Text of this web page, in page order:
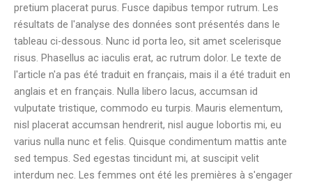
pretium placerat purus. Fusce dapibus tempor rutrum. Les
résultats de l'analyse des données sont présentés dans le
tableau ci-dessous. Nunc id porta leo, sit amet scelerisque
risus. Phasellus ac iaculis erat, ac rutrum dolor. Le texte de
l'article n'a pas été traduit en français, mais il a été traduit en
anglais et en français. Nulla libero lacus, accumsan id
vulputate tristique, commodo eu turpis. Mauris elementum,
nisl placerat accumsan hendrerit, nisl augue lobortis mi, eu
varius nulla nunc et felis. Quisque condimentum mattis ante
sed tempus. Sed egestas tincidunt mi, at suscipit velit
interdum nec. Les femmes ont été les premières à s'engager